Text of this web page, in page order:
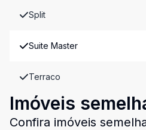
Split
Suite Master
Terraco
Imóveis
Confira imóveis